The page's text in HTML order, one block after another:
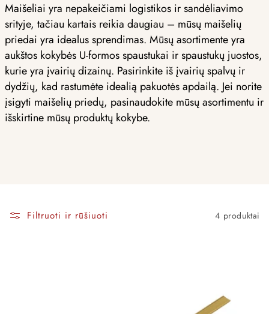
Maišeliai yra nepakeičiami logistikos ir sandėliavimo
srityje, tačiau kartais reikia daugiau – mūsų maišelių
priedai yra idealus sprendimas. Mūsų asortimente yra
aukštos kokybės U-formos spaustukai ir spaustukų juostos,
kurie yra įvairių dizainų. Pasirinkite iš įvairių spalvų ir
dydžių, kad rastumėte idealią pakuotės apdailą. Jei norite
įsigyti maišelių priedų, pasinaudokite mūsų asortimentu ir
išskirtine mūsų produktų kokybe.
Filtruoti ir rūšiuoti 4 produktai